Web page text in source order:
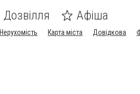
Дозвілля Афіша
Нерухомість Карта міста Довідкова